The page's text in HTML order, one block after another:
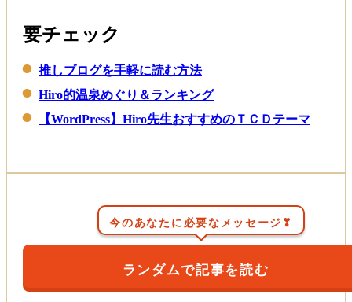
要チェック
推しブログを手軽に読む方法
Hiro的温泉めぐり＆ランキング
【WordPress】Hiro先生おすすめのＴＣＤテーマ
今のあなたに必要なメッセージ❣
ランダムで記事を読む